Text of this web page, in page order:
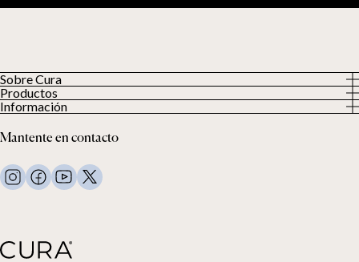
Sobre Cura
Sobre nosotros
Nuestros clientes
Productos
Todos los productos
Edredones con peso
Ropa de cama
Almohadas y más
Cubrecolchones
Información
Términos y condiciones
FAQ
Contacto
Mantente en contacto